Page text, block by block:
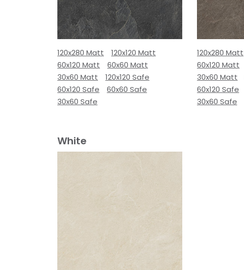
120x280 Matt
120x120 Matt
60x120 Matt
60x60 Matt
30x60 Matt
120x120 Safe
60x120 Safe
60x60 Safe
30x60 Safe
120x280 Matt
60x120 Matt
30x60 Matt
60x120 Safe
30x60 Safe
White